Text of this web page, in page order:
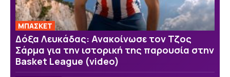
ΜΠΑΣΚΕΤ
Δόξα Λευκάδας: Ανακοίνωσε τον Τζος
Σάρμα για την ιστορική της παρουσία στην
Basket League (video)